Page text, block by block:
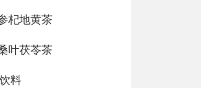
杞地黄茶
叶茯苓茶
料